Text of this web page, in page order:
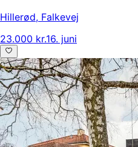
Hillerød, Falkevej
23.000 kr.16. juni